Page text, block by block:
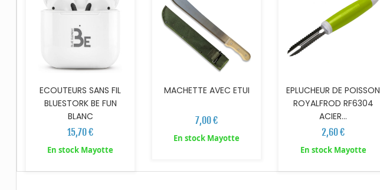
ECOUTEURS SANS FIL
BLUESTORK BE FUN
BLANC
15,70 €
En stock Mayotte
MACHETTE AVEC ETUI
7,00 €
En stock Mayotte
EPLUCHEUR DE POISSON
ROYALFROD RF6304
ACIER...
2,60 €
En stock Mayotte